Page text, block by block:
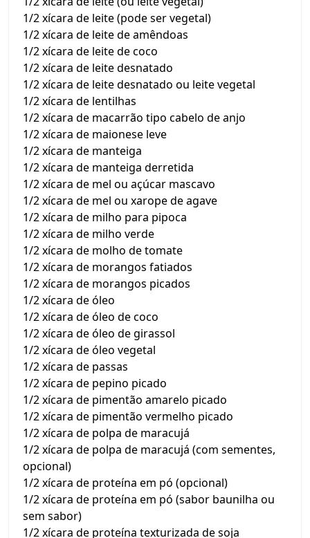
1/2 xícara de leite (pode ser vegetal)
1/2 xícara de leite de amêndoas
1/2 xícara de leite de coco
1/2 xícara de leite desnatado
1/2 xícara de leite desnatado ou leite vegetal
1/2 xícara de lentilhas
1/2 xícara de macarrão tipo cabelo de anjo
1/2 xícara de maionese leve
1/2 xícara de manteiga
1/2 xícara de manteiga derretida
1/2 xícara de mel ou açúcar mascavo
1/2 xícara de mel ou xarope de agave
1/2 xícara de milho para pipoca
1/2 xícara de milho verde
1/2 xícara de molho de tomate
1/2 xícara de morangos fatiados
1/2 xícara de morangos picados
1/2 xícara de óleo
1/2 xícara de óleo de coco
1/2 xícara de óleo de girassol
1/2 xícara de óleo vegetal
1/2 xícara de passas
1/2 xícara de pepino picado
1/2 xícara de pimentão amarelo picado
1/2 xícara de pimentão vermelho picado
1/2 xícara de polpa de maracujá
1/2 xícara de polpa de maracujá (com sementes,
opcional)
1/2 xícara de proteína em pó (opcional)
1/2 xícara de proteína em pó (sabor baunilha ou
sem sabor)
1/2 xícara de proteína texturizada de soja